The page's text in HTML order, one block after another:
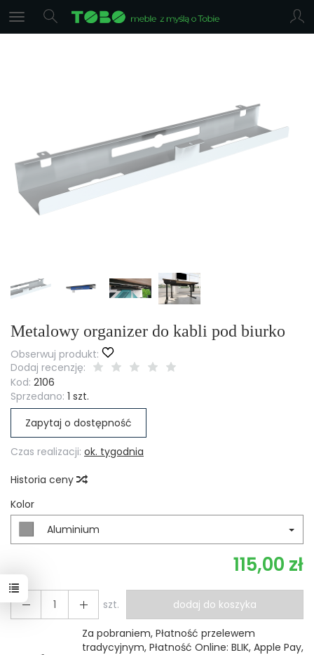
Metalowy organizer do kabli pod biurko
Obserwuj produkt:
Dodaj recenzję:
Kod: 2106
Sprzedano: 1 szt.
Zapytaj o dostępność
Czas realizacji: ok. tygodnia
Historia ceny
Kolor
Aluminium
115,00 zł
szt. dodaj do koszyka
Za pobraniem, Płatność przelewem
tradycyjnym, Płatność Online: BLIK, Apple Pay,